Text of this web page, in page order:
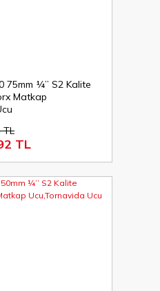
75mm ¼’’ S2 Kalite
Matkap
TL
TL